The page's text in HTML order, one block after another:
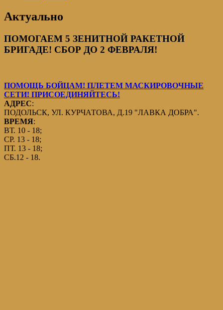
Актуально
ПОМОГАЕМ 5 ЗЕНИТНОЙ РАКЕТНОЙ
БРИГАДЕ! СБОР ДО 2 ФЕВРАЛЯ!
ПОМОЩЬ БОЙЦАМ! ПЛЕТЕМ МАСКИРОВОЧНЫЕ
СЕТИ! ПРИСОЕДИНЯЙТЕСЬ!
АДРЕС:
ПОДОЛЬСК, УЛ. КУРЧАТОВА, Д.19 "ЛАВКА ДОБРА".
ВРЕМЯ:
ВТ. 10 - 18;
СР. 13 - 18;
ПТ. 13 - 18;
СБ.12 - 18.